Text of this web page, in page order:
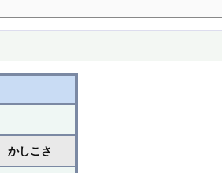
かしこさ